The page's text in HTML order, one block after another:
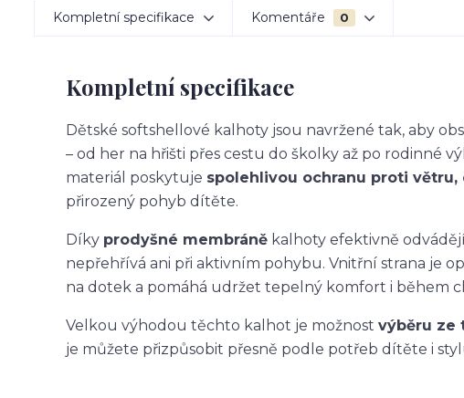
Kompletní specifikace Komentáře 0
Kompletní specifikace
Dětské softshellové kalhoty jsou navržené tak, aby
– od her na hřišti přes cestu do školky až po rodinné
materiál poskytuje spolehlivou ochranu proti
přirozený pohyb dítěte.
Díky prodyšné membráně kalhoty efektivně
nepřehřívá ani při aktivním pohybu. Vnitřní strana je
na dotek a pomáhá udržet tepelný komfort i během
Velkou výhodou těchto kalhot je možnost výběru ze
je můžete přizpůsobit přesně podle potřeb dítěte i